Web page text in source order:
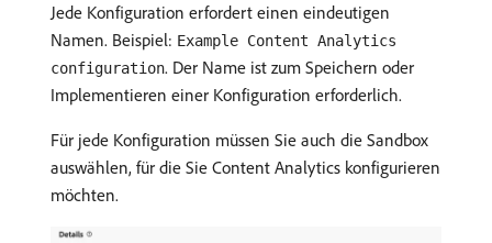
Jede Konfiguration erfordert einen eindeutigen
Namen. Beispiel: Example Content Analytics
configuration. Der Name ist zum Speichern oder
Implementieren einer Konfiguration erforderlich.
Für jede Konfiguration müssen Sie auch die Sandbox
auswählen, für die Sie Content Analytics konfigurieren
möchten.